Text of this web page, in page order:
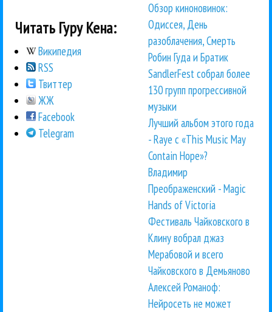
Читать Гуру Кена:
Википедия
RSS
Твиттер
ЖЖ
Facebook
Telegram
Обзор киноновинок:
Одиссея, День
разоблачения, Смерть
Робин Гуда и Братик
SandlerFest собрал более
130 групп прогрессивной
музыки
Лучший альбом этого года
- Raye с «This Music May
Contain Hope»?
Владимир
Преображенский - Magic
Hands of Victoria
Фестиваль Чайковского в
Клину вобрал джаз
Мерабовой и всего
Чайковского в Демьяново
Алексей Романоф:
Нейросеть не может